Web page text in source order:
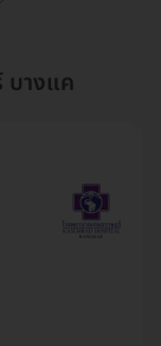
บางแค